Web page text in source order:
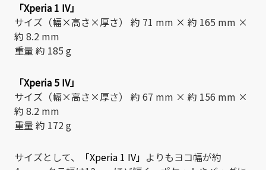
「Xperia 1 IV」
サイズ（幅×高さ×厚さ） 約 71 mm × 約 165 mm ×
約 8.2 mm
重量 約 185 g
「Xperia 5 IV」
サイズ（幅×高さ×厚さ） 約 67 mm × 約 156 mm ×
約 8.2 mm
重量 約 172 g
サイズとして、 「Xperia 1 IV」 よりもヨコ幅が約